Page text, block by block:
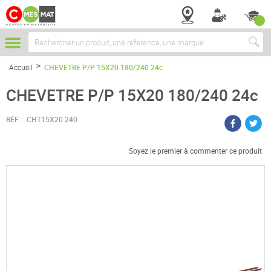
Chercher
Accueil CHEVETRE P/P 15X20 180/240 24c
CHEVETRE P/P 15X20 180/240 24c
RÉF : CHT15X20 240
Soyez le premier à commenter ce produit
Passer